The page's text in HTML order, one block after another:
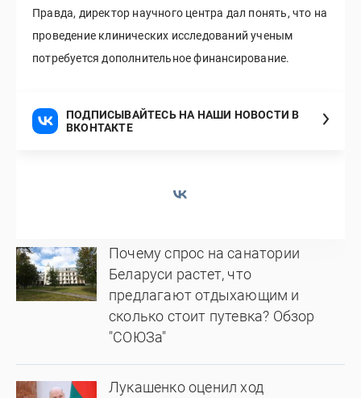
Правда, директор научного центра дал понять, что на
проведение клинических исследований ученым
потребуется дополнительное финансирование.
ПОДПИСЫВАЙТЕСЬ НА НАШИ НОВОСТИ В
ВКОНТАКТЕ
Почему спрос на санатории
Беларуси растет, что
предлагают отдыхающим и
сколько стоит путевка? Обзор
"СОЮЗа"
Лукашенко оценил ход